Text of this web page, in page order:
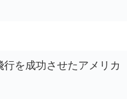
を成功させたアメリカ